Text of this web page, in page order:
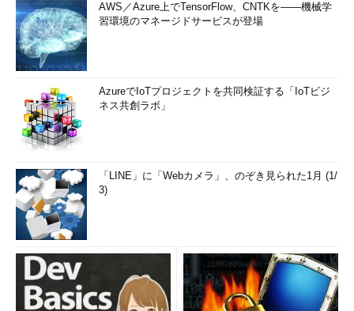
AWS／Azure上でTensorFlow、CNTKを――機械学
習環境のマネージドサービスが登場
AzureでIoTプロジェクトを共同検証する「IoTビジ
ネス共創ラボ」
「LINE」に「Webカメラ」、のぞき見られた1月 (1/
3)